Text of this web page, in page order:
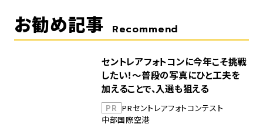
お勧め記事 Recommend
セントレアフォトコンに今年こそ挑戦
したい！～普段の写真にひと工夫を
加えることで、入選も狙える
PR PRセントレアフォトコンテスト
中部国際空港